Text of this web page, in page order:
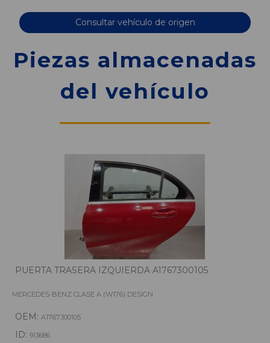
Consultar vehículo de origen
Piezas almacenadas
del vehículo
PUERTA TRASERA IZQUIERDA A1767300105
MERCEDES-BENZ CLASE A (W176) DESIGN
OEM: A1767300105
ID: 913686